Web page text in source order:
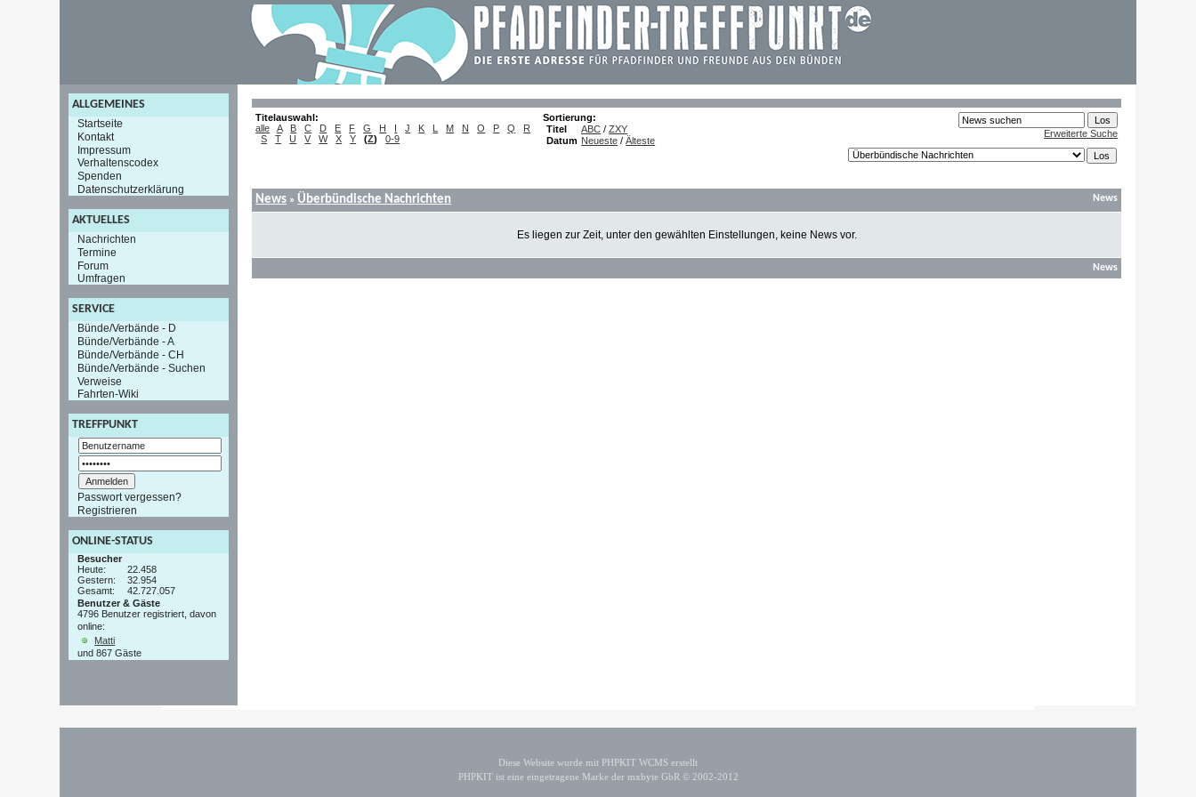
ALLGEMEINES
Startseite
Kontakt
Impressum
Verhaltenscodex
Spenden
Datenschutzerklärung
AKTUELLES
Nachrichten
Termine
Forum
Umfragen
SERVICE
Bünde/Verbände - D
Bünde/Verbände - A
Bünde/Verbände - CH
Bünde/Verbände - Suchen
Verweise
Fahrten-Wiki
TREFFPUNKT
Passwort vergessen?
Registrieren
ONLINE-STATUS
Besucher
Heute:
22.458
Gestern:
32.954
Gesamt:
42.727.057
Benutzer & Gäste
4796 Benutzer registriert, davon
online:
Matti
und 867 Gäste
Titelauswahl:
alle
A B C D E F G H I J K L M N O P Q
R
S
T U V W X Y (Z) 0-9
Sortierung:
Titel
ABC /ZXY
Datum Neueste /Älteste
Erweiterte Suche
News » Überbündische Nachrichten News
Es liegen zur Zeit, unter den gewählten Einstellungen, keine News vor.
News
Diese Website wurde mit PHPKIT WCMS erstellt
PHPKIT ist eine eingetragene Marke der mxbyte GbR © 2002-2012